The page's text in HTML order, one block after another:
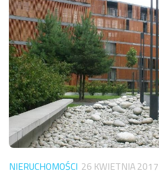
NIERUCHOMOŚCI 26 KWIETNIA 2017